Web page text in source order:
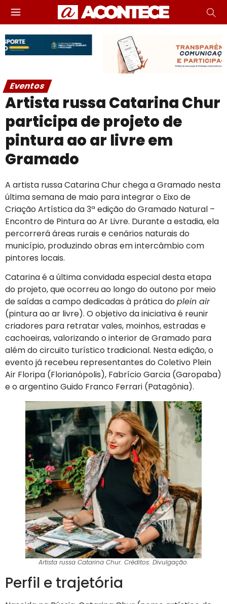
Eventos
Artista russa Catarina Chur
participa de projeto de
pintura ao ar livre em
Gramado
A artista russa Catarina Chur chega a Gramado nesta
última semana de maio para integrar o Eixo de
Criação Artística da 3ª edição do Gramado Natural –
Encontro de Pintura ao Ar Livre. Durante a estadia, ela
percorrerá áreas rurais e cenários naturais do
município, produzindo obras em intercâmbio com
pintores locais.
Catarina é a última convidada especial desta etapa
do projeto, que ocorreu ao longo do outono por meio
de saídas a campo dedicadas à prática doplein air
(pintura ao ar livre). O objetivo da iniciativa é reunir
criadores para retratar vales, moinhos, estradas e
cachoeiras, valorizando o interior de Gramado para
além do circuito turístico tradicional. Nesta edição, o
evento já recebeu representantes do Coletivo Plein
Air Floripa (Florianópolis), Fabrício Garcia (Garopaba)
e o argentino Guido Franco Ferrari (Patagônia).
Artista russa Catarina Chur. Créditos: Divulgação.
Perfil e trajetória